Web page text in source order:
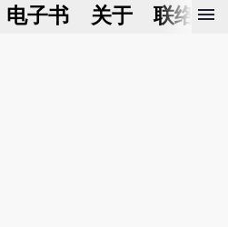
电子书 关于 联络我
menu